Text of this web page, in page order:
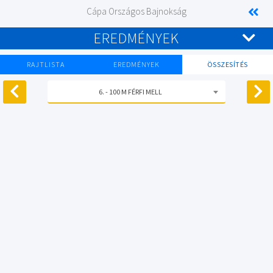
Cápa Országos Bajnokság
EREDMÉNYEK
RAJTLISTA EREDMÉNYEK ÖSSZESÍTÉS
6. - 100 M FÉRFI MELL